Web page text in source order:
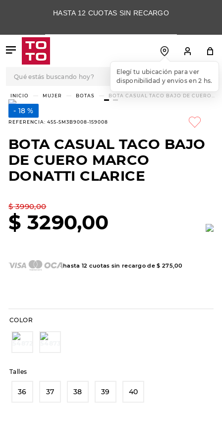
HASTA 12 CUOTAS SIN RECARGO
Elegí tu ubicación para ver
disponibilidad y envíos en 2 hs.
MUJER BOTAS
BOTA CASUAL TACO BAJO DE CUERO
MARCO DONATTI CLARICE
18 %
REFERENCIA: 455-5M3B9008-159008
BOTA CASUAL TACO BAJO
DE CUERO MARCO
DONATTI CLARICE
$ 3990,00
$ 3290,00
hasta 12 cuotas sin recargo de$ 275,00
COLOR
Talles
36 37 38 39 40
TÉRMINOS MÁS
BUSCADOS
3.
skechers slip-ins
4.
championes